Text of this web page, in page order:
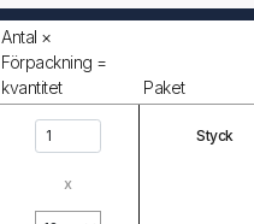
Antal ×
Förpackning =
kvantitet
Paket
x
Styck